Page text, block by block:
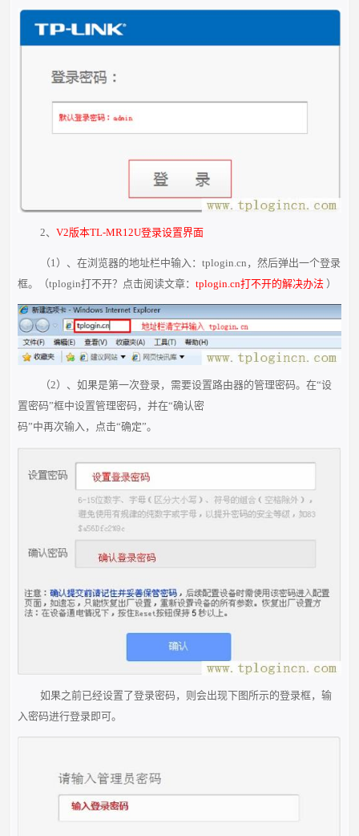
2、 V2版本TL-MR12U登录设置界面
（1）、在浏览器的地址栏中输入：tplogin.cn，然后弹出一个登录
框。（tplogin打不开？点击阅读文章：tplogin.cn打不开的解决办法 ）
（2）、如果是第一次登录，需要设置路由器的管理密码。在“设
置密码”框中设置管理密码，并在“确认密
码”中再次输入，点击“确定”。
如果之前已经设置了登录密码，则会出现下图所示的登录框，输
入密码进行登录即可。